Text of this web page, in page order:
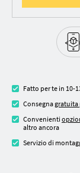
Fatto per te in 10-
Consegnagratuita
Convenienti
altro ancora
Servizio di